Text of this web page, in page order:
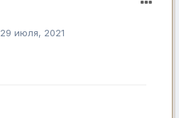
29 июля, 2021